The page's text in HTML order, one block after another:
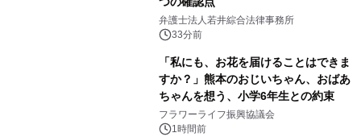
弁護士法人若井綜合法律事務所
33分前
「私にも、お花を届けることはできま
すか？」熊本のおじいちゃん、おばあ
ちゃんを想う、小学6年生との約束
フラワーライフ振興協議会
1時間前